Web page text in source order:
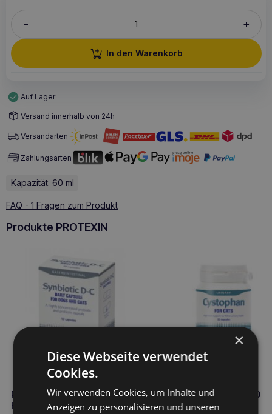
– +
In den Warenkorb
Auf Lager
Versand innerhalb von 24h
Versandarten
Zahlungsarten
Kapazität: 60 ml
FAQ - 1 Fragen zum Produkt
Produkte PROTEXIN
PROTEXIN synbiotic d-c
Hund/Katze 50 Kapseln
PROTEXIN Cystophan 30
Kapseln
×
Diese Webseite verwendet
Cookies.
Wir verwenden Cookies, um Inhalte und
Anzeigen zu personalisieren und unseren